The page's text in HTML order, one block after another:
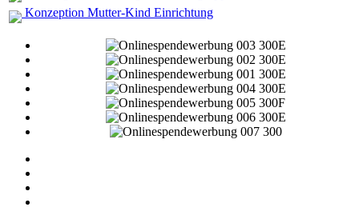
Konzeption Mutter-Kind Einrichtung